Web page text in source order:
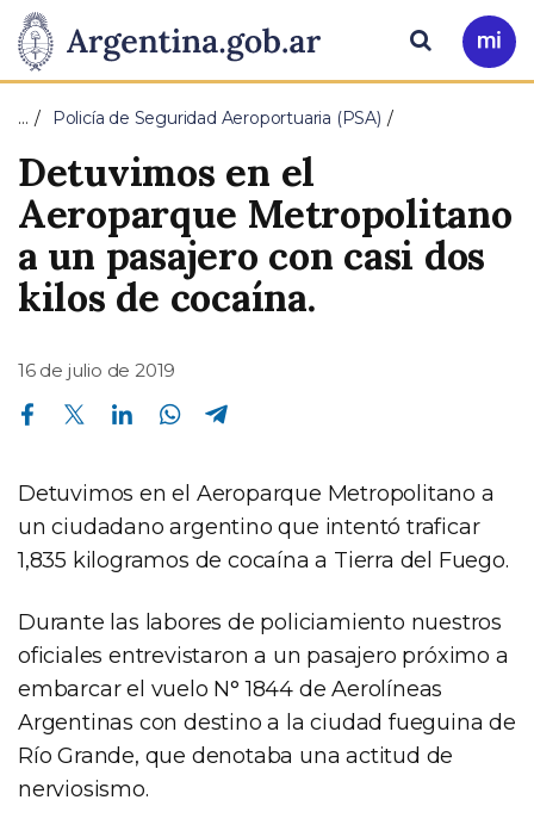
Presidencia
de
la
Nación
Pasar al contenido principal
Ir
a
Buscar
… Policía de Seguridad Aeroportuaria (PSA)
Detuvimos en el
Aeroparque Metropolitano
a un pasajero con casi dos
kilos de cocaína.
16 de julio de 2019
Compartir en Facebook Compartir en Twitter Compartir en Linkedin Compartir en Whatsapp
Detuvimos en el Aeroparque Metropolitano a
un ciudadano argentino que intentó traficar
1,835 kilogramos de cocaína a Tierra del Fuego.
Durante las labores de policiamiento nuestros
oficiales entrevistaron a un pasajero próximo a
embarcar el vuelo N° 1844 de Aerolíneas
Argentinas con destino a la ciudad fueguina de
Río Grande, que denotaba una actitud de
nerviosismo.